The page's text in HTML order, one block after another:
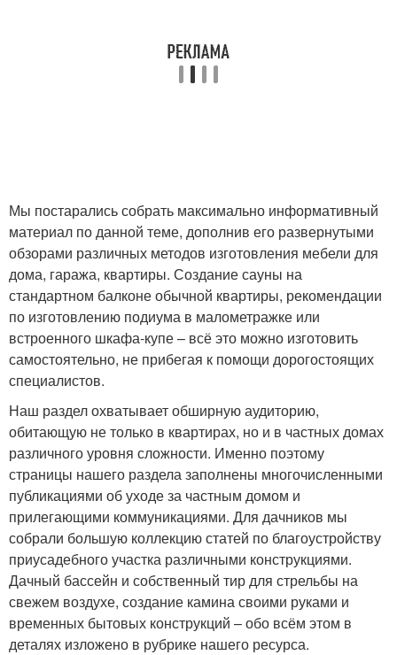
Мы постарались собрать максимально информативный
материал по данной теме, дополнив его развернутыми
обзорами различных методов изготовления мебели для
дома, гаража, квартиры. Создание сауны на
стандартном балконе обычной квартиры, рекомендации
по изготовлению подиума в малометражке или
встроенного шкафа-купе – всё это можно изготовить
самостоятельно, не прибегая к помощи дорогостоящих
специалистов.
Наш раздел охватывает обширную аудиторию,
обитающую не только в квартирах, но и в частных домах
различного уровня сложности. Именно поэтому
страницы нашего раздела заполнены многочисленными
публикациями об уходе за частным домом и
прилегающими коммуникациями. Для дачников мы
собрали большую коллекцию статей по благоустройству
приусадебного участка различными конструкциями.
Дачный бассейн и собственный тир для стрельбы на
свежем воздухе, создание камина своими руками и
временных бытовых конструкций – обо всём этом в
деталях изложено в рубрике нашего ресурса.